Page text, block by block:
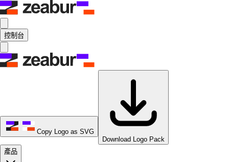
控制台
Copy Logo as SVG
Download Logo Pack
產品